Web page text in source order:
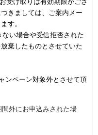
きましては、ご案内メー
す。
い場合や受信拒否された
棄したものとさせていた
ンペーン対象外とさせて頂
外にお申込みされた場